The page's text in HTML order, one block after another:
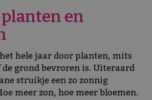
en
hele jaar door planten, mits
grond bevroren is. Uiteraard
struikje een zo zonnig
meer zon, hoe meer bloemen.